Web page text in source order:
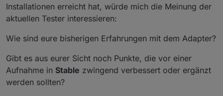
Installationen erreicht hat, würde mich die Meinung der
aktuellen Tester interessieren:
Wie sind eure bisherigen Erfahrungen mit dem Adapter?
Gibt es aus eurer Sicht noch Punkte, die vor einer
Aufnahme in Stable zwingend verbessert oder ergänzt
werden sollten?